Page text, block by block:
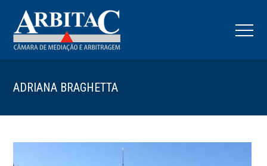
ADRIANA BRAGHETTA